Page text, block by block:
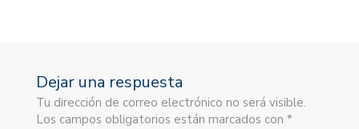
Dejar una respuesta
Tu dirección de correo electrónico no será visible.
Los campos obligatorios están marcados con *